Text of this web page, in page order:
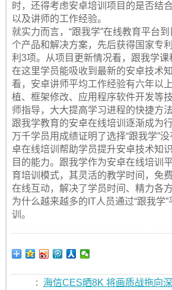
时，还得考虑安卓培训项目的是否结
以及讲师的工作经验。
就实力而言，“跟我学”在线教育平台
个产品和解决方案，先后获得国家专
利3项。从项目更新情况看，跟我学课
在这里学员能吸收到最新的安卓技术
看，安卓讲师平均工作经验有六年以
植、框架修改、应用程序软件开发等
师指导，大大提高学习进程的快捷方法
跟我学教育的安卓在线培训逐渐成为
万千学员用成绩证明了选择“跟我学”没
卓在线培训帮助学员提升安卓技术知
目的能力。跟我学作为安卓在线培训
育培训模式，其灵活的教学时间，免
在线互动，解决了学员时间、精力各
为什么越来越多的IT人员通过“跟我学
训。
:
海信CES晒8K 将画质战拖向